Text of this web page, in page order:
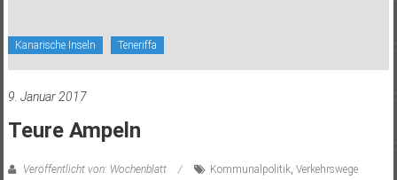
Kanarische Inseln Teneriffa
9. Januar 2017
Teure Ampeln
Veröffentlicht von: Wochenblatt Kommunalpolitik, Verkehrswege